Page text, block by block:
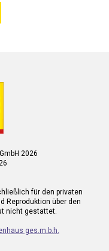
2026
für den privaten
Reproduktion über den
nicht gestattet.
ges.m.b.h.